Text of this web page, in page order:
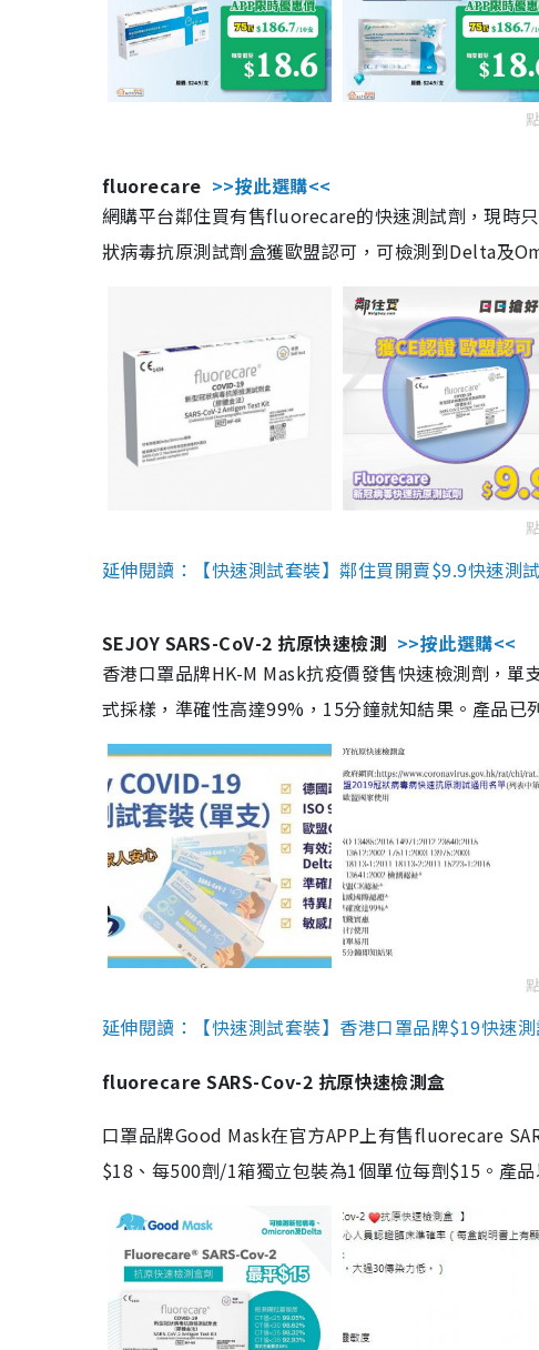
fluorecare >>按此選購<<
網購平台鄰住買有售fluorecare的快速測試劑，現時
狀病毒抗原測試劑盒獲歐盟認可，可檢測到Delta及
延伸閱讀：【快速測試套裝】鄰住買開賣$9.9快速測
SEJOY SARS-CoV-2 抗原快速檢測 >>按此選購<<
香港口罩品牌HK-M Mask抗疫價發售快速檢測劑，
式採樣，準確性高達99%，15分鐘就知結果。產品已
延伸閱讀：【快速測試套裝】香港口罩品牌$19快速
fluorecare SARS-Cov-2 抗原快速檢測盒
口罩品牌Good Mask在官方APP上有售fluorecare
$18、每500劑/1箱獨立包裝為1個單位每劑$15。產